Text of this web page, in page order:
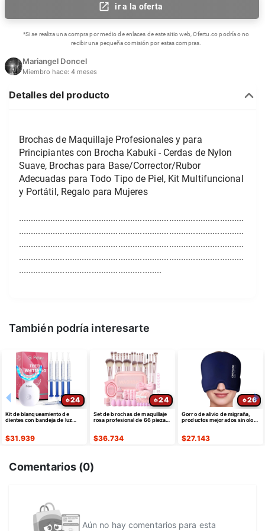
ir a la oferta
*Si se realiza una compra por medio de enlaces de este sitio web, Ofertu.co podría o no
recibir una pequeña comisión por estas compras.
Mariangel Doncel
Miembro hace: 4 meses
Detalles del producto
Brochas de Maquillaje Profesionales y para
Principiantes con Brocha Kabuki - Cerdas de Nylon
Suave, Brochas para Base/Corrector/Rubor
Adecuadas para Todo Tipo de Piel, Kit Multifuncional
y Portátil, Regalo para Mujeres
.............................................................................................
.............................................................................................
.............................................................................................
.............................................................................................
...........................................................
También podría interesarte
24
Kit de blanqueamiento de
dientes con bandeja de luz
$31.939
24
Set de brochas de maquillaje
rosa profesional de 66 piezas
$36.734
26
Gorro de alivio de migraña,
productos mejorados sin olor
$27.143
Comentarios (0)
Aún no hay comentarios para esta